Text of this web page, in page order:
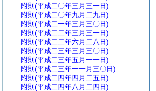
附則 (平成二〇年三月三一日)
附則 (平成二〇年九月二九日)
附則 (平成二一年三月三〇日)
附則 (平成二二年三月三一日)
附則 (平成二二年六月二八日)
附則 (平成二三年三月三〇日)
附則 (平成二三年五月一一日)
附則 (平成二三年一一月三〇日)
附則 (平成二四年四月二五日)
附則 (平成二四年八月二四日)